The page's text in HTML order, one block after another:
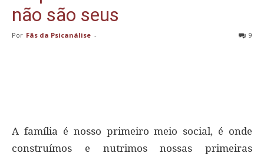
não são seus
Por Fãs da Psicanálise - 9
A família é nosso primeiro meio social, é onde
construímos e nutrimos nossas primeiras